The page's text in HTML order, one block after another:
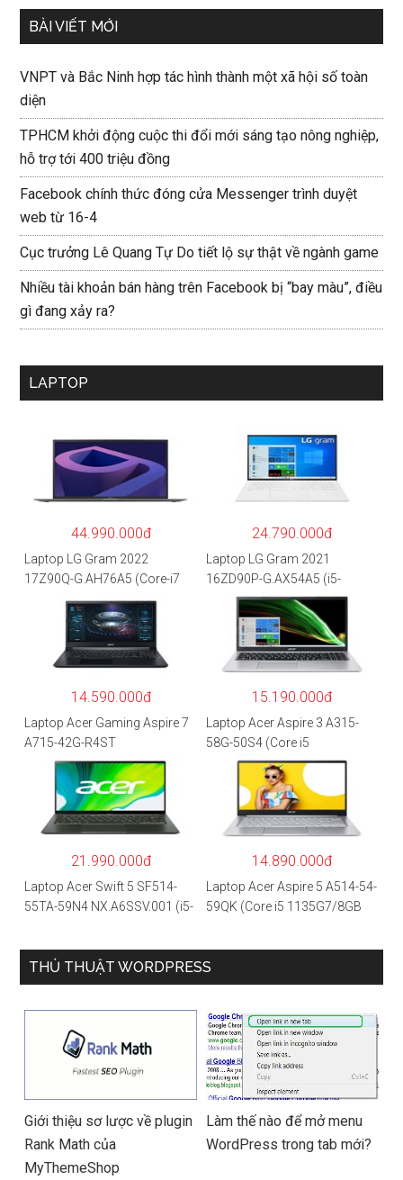
BÀI VIẾT MỚI
VNPT và Bắc Ninh hợp tác hình thành một xã hội số toàn
diện
TPHCM khởi động cuộc thi đổi mới sáng tạo nông nghiệp,
hỗ trợ tới 400 triệu đồng
Facebook chính thức đóng cửa Messenger trình duyệt
web từ 16-4
Cục trưởng Lê Quang Tự Do tiết lộ sự thật về ngành game
Nhiều tài khoản bán hàng trên Facebook bị “bay màu”, điều
gì đang xảy ra?
LAPTOP
44.990.000đ
Laptop LG Gram 2022
17Z90Q-G.AH76A5 (Core-i7
1260P/16GB/512GB/17″
WQXGA/Win 11/Xám)
24.790.000đ
Laptop LG Gram 2021
16ZD90P-G.AX54A5 (i5-
1135G7/8GB RAM/512GB
SSD/16″WQXGA/Dos/Trắng)
14.590.000đ
Laptop Acer Gaming Aspire 7
A715-42G-R4ST
NH.QAYSV.004 (R5
5500U/8GB RAM/256GB
SSD/15.6″FHD IPS/GTX1650
4GB/Win10) – Hàng chính
15.190.000đ
Laptop Acer Aspire 3 A315-
58G-50S4 (Core i5
1135G7/8GB
RAM/512GB/15.6″FHD/MX35
0 2GB/Win 10/Bạc)
21.990.000đ
Laptop Acer Swift 5 SF514-
55TA-59N4 NX.A6SSV.001 (i5-
anh) – Hàng chính hãng
14.890.000đ
Laptop Acer Aspire 5 A514-54-
59QK (Core i5 1135G7/8GB
THỦ THUẬT WORDPRESS
Giới thiệu sơ lược về plugin
Rank Math của
MyThemeShop
Làm thế nào để mở menu
WordPress trong tab mới?